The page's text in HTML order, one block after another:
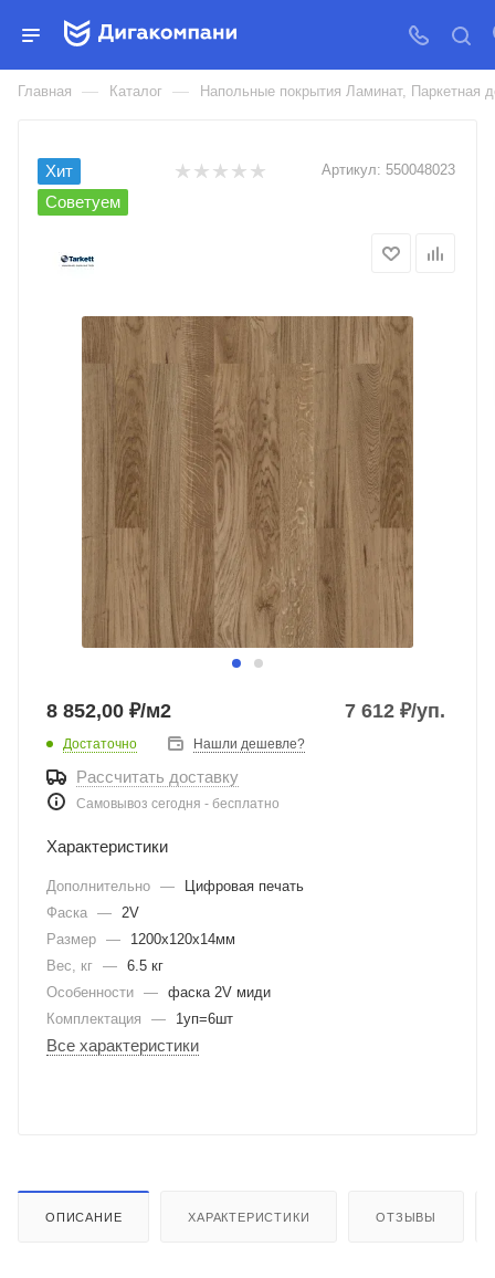
ПАРКЕТНАЯ ДОСКА TARKETT
КОЛЛЕКЦИЯ RUMBA 2V
Главная — Каталог — Напольные покрытия Ламинат, Паркетная
Хит
Советуем
Артикул: 550048023
8 852,00 ₽/м2 7 612 ₽/уп.
Достаточно Нашли дешевле?
Рассчитать доставку
Самовывоз сегодня - бесплатно
Характеристики
Дополнительно —
Цифровая печать
Фаска — 2V
Размер —
1200х120х14мм
Вес, кг — 6.5 кг
Особенности — фаска 2V миди
Комплектация
— 1уп=6шт
Все характеристики
ОПИСАНИЕ ХАРАКТЕРИСТИКИ ОТЗЫВЫ